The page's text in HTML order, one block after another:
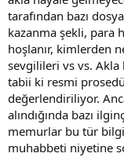
tarafından bazı
kazanma şekli, para
hoşlanır, kimlerden
sevgilileri vs vs.
tabii ki resmi
değerlendiriliyor.
alındığında bazı
memurlar bu tür
muhabbeti niyetine